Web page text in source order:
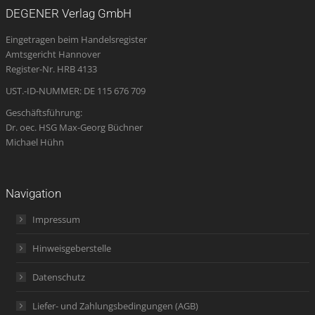
new
window
new
window
new
window
opens
in
new
new
DEGENER Verlag GmbH
Eingetragen beim Handelsregister
Amtsgericht Hannover
Register-Nr. HRB 4133
UST.-ID-NUMMER: DE 115 676 709
Geschäftsführung:
Dr. oec. HSG Max-Georg Büchner
Michael Hühn
Navigation
Impressum
Hinweisgeberstelle
Datenschutz
Liefer- und Zahlungsbedingungen (AGB)